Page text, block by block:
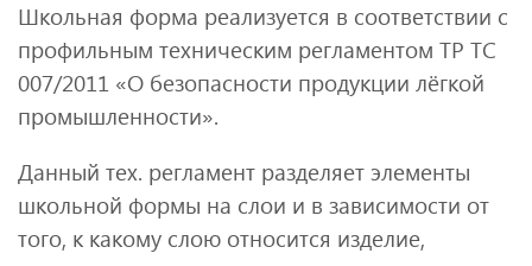
Школьная форма реализуется в соответствии с
профильным техническим регламентом ТР ТС
007/2011 «О безопасности продукции лёгкой
промышленности».
Данный тех. регламент разделяет элементы
школьной формы на слои и в зависимости от
того, к какому слою относится изделие,